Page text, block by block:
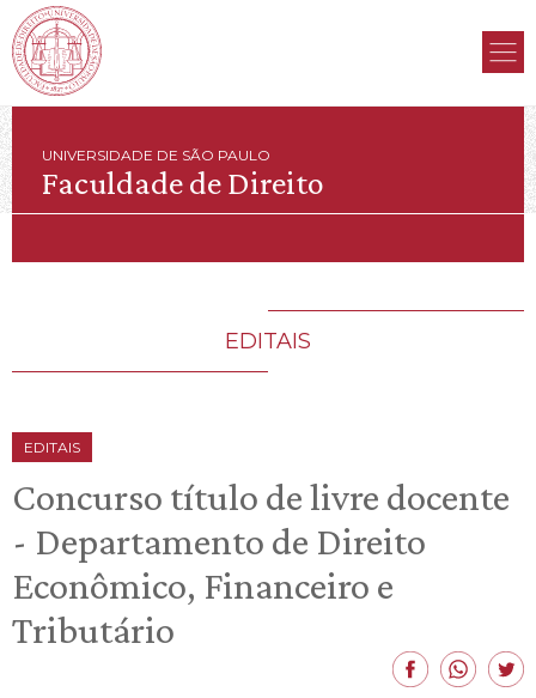
UNIVERSIDADE DE SÃO PAULO
Faculdade de Direito
EDITAIS
EDITAIS
Concurso título de livre docente
- Departamento de Direito
Econômico, Financeiro e
Tributário